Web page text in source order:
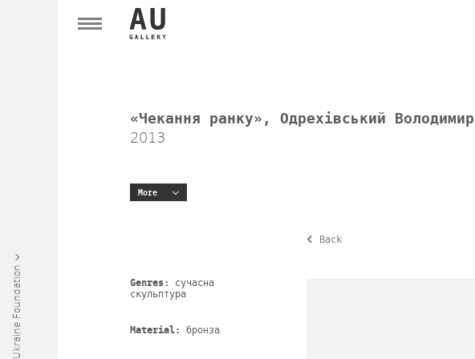
«Чекання ранку», Одрехівський Володимир
2013
More
Back
Genres: сучасна
скульптура
Material: бронза
Art Ukraine Foundation